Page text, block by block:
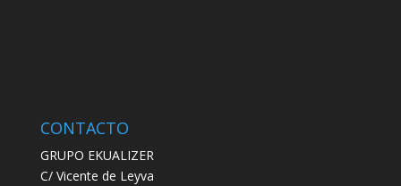
CONTACTO
GRUPO EKUALIZER
C/ Vicente de Leyva